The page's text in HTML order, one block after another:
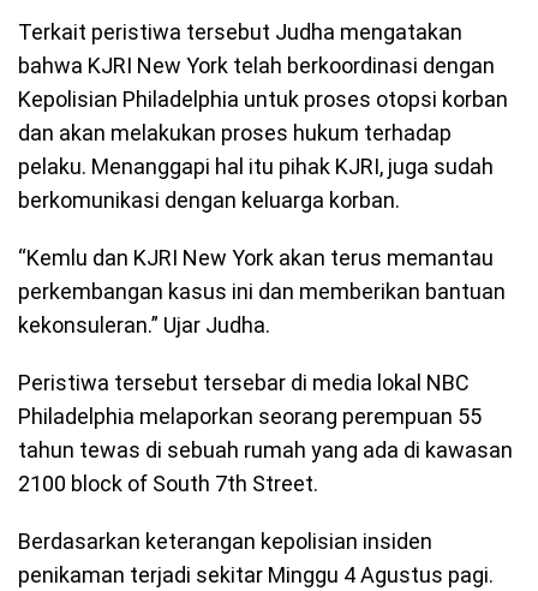
Terkait peristiwa tersebut Judha mengatakan
bahwa KJRI New York telah berkoordinasi dengan
Kepolisian Philadelphia untuk proses otopsi korban
dan akan melakukan proses hukum terhadap
pelaku. Menanggapi hal itu pihak KJRI, juga sudah
berkomunikasi dengan keluarga korban.
“Kemlu dan KJRI New York akan terus memantau
perkembangan kasus ini dan memberikan bantuan
kekonsuleran.” Ujar Judha.
Peristiwa tersebut tersebar di media lokal NBC
Philadelphia melaporkan seorang perempuan 55
tahun tewas di sebuah rumah yang ada di kawasan
2100 block of South 7th Street.
Berdasarkan keterangan kepolisian insiden
penikaman terjadi sekitar Minggu 4 Agustus pagi.